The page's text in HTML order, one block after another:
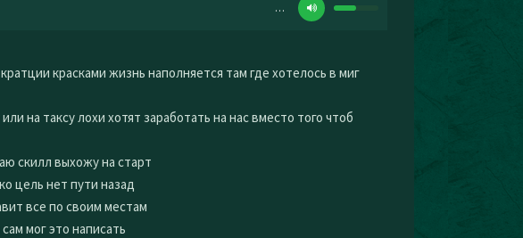
…
красками жизнь наполняется там где хотелось в миг
на таксу лохи хотят заработать на нас вместо того чтоб
скилл выхожу на старт
цель нет пути назад
все по своим местам
мог это написать